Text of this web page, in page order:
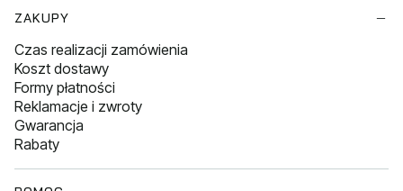
ZAKUPY
Czas realizacji zamówienia
Koszt dostawy
Formy płatności
Reklamacje i zwroty
Gwarancja
Rabaty